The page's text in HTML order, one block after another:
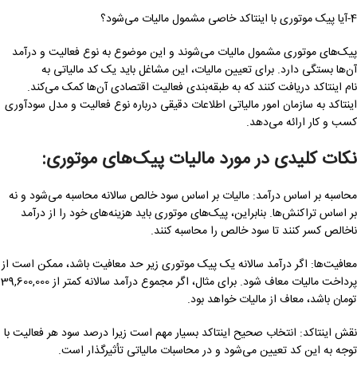
4-آیا پیک موتوری با اینتاکد خاصی مشمول مالیات می‌شود؟
پیک‌های موتوری مشمول مالیات می‌شوند و این موضوع به نوع فعالیت و درآمد
آن‌ها بستگی دارد. برای تعیین مالیات، این مشاغل باید یک کد مالیاتی به
نام اینتاکد دریافت کنند که به طبقه‌بندی فعالیت اقتصادی آن‌ها کمک می‌کند.
اینتاکد به سازمان امور مالیاتی اطلاعات دقیقی درباره نوع فعالیت و مدل سودآوری
کسب و کار ارائه می‌دهد.
نکات کلیدی در مورد مالیات پیک‌های موتوری:
محاسبه بر اساس درآمد: مالیات بر اساس سود خالص سالانه محاسبه می‌شود و نه
بر اساس تراکنش‌ها. بنابراین، پیک‌های موتوری باید هزینه‌های خود را از درآمد
ناخالص کسر کنند تا سود خالص را محاسبه کنند.
معافیت‌ها: اگر درآمد سالانه یک پیک موتوری زیر حد معافیت باشد، ممکن است از
پرداخت مالیات معاف شود. برای مثال، اگر مجموع درآمد سالانه کمتر از 39,600,000
تومان باشد، معاف از مالیات خواهد بود.
نقش اینتاکد: انتخاب صحیح اینتاکد بسیار مهم است زیرا درصد سود هر فعالیت با
توجه به این کد تعیین می‌شود و در محاسبات مالیاتی تأثیرگذار است.